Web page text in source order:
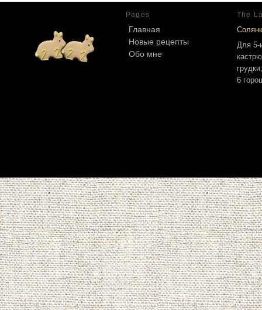
Pages
Главная
Новые рецепты
Обо мне
The
Для 5-
6